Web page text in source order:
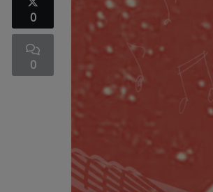
GIEN, SA FABULEUSE HISTOIRE
GRAFFITI CINÉMA
LES ASSOCIÉS DU JOUR
LA CHRONIQUE ENVIRONNEMENTALE
L'ÉNERGIE DES 9 ÉTOILES
MIXTAPE ADDICT RADIO SHOW
0
0